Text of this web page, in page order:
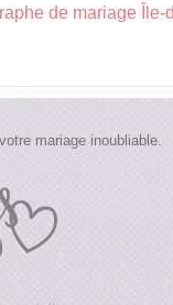
de mariage Île-
mariage inoubliable.